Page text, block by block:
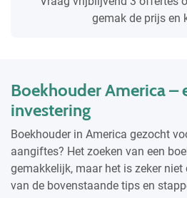
gemak de prijs en
Boekhouder America –
investering
Boekhouder in America gezocht
aangiftes? Het zoeken van een
gemakkelijk, maar het is zeker
van de bovenstaande tips en